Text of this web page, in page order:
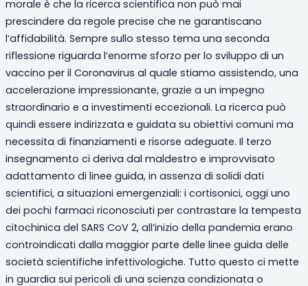
morale è che la ricerca scientifica non può mai
prescindere da regole precise che ne garantiscano
l’affidabilità. Sempre sullo stesso tema una seconda
riflessione riguarda l’enorme sforzo per lo sviluppo di un
vaccino per il Coronavirus al quale stiamo assistendo, una
accelerazione impressionante, grazie a un impegno
straordinario e a investimenti eccezionali. La ricerca può
quindi essere indirizzata e guidata su obiettivi comuni ma
necessita di finanziamenti e risorse adeguate. Il terzo
insegnamento ci deriva dal maldestro e improvvisato
adattamento di linee guida, in assenza di solidi dati
scientifici, a situazioni emergenziali: i cortisonici, oggi uno
dei pochi farmaci riconosciuti per contrastare la tempesta
citochinica del SARS CoV 2, all’inizio della pandemia erano
controindicati dalla maggior parte delle linee guida delle
società scientifiche infettivologiche. Tutto questo ci mette
in guardia sui pericoli di una scienza condizionata o